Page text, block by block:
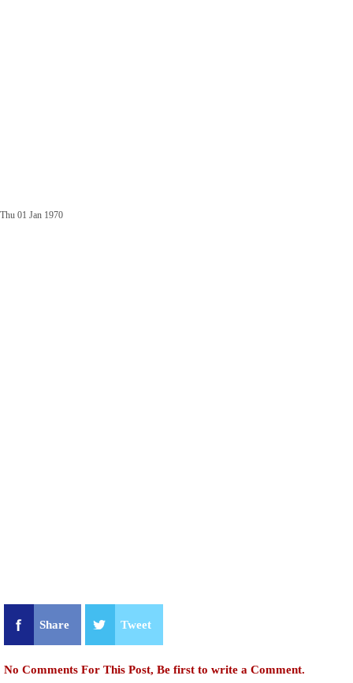
Thu 01 Jan 1970
Share Tweet
No Comments For This Post, Be first to write a Comment.